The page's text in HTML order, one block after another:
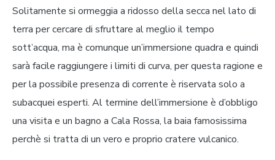
Solitamente si ormeggia a ridosso della secca nel lato di
terra per cercare di sfruttare al meglio il tempo
sott’acqua, ma è comunque un’immersione quadra e quindi
sarà facile raggiungere i limiti di curva, per questa ragione e
per la possibile presenza di corrente è riservata solo a
subacquei esperti. Al termine dell’immersione è d’obbligo
una visita e un bagno a Cala Rossa, la baia famosissima
perchè si tratta di un vero e proprio cratere vulcanico.